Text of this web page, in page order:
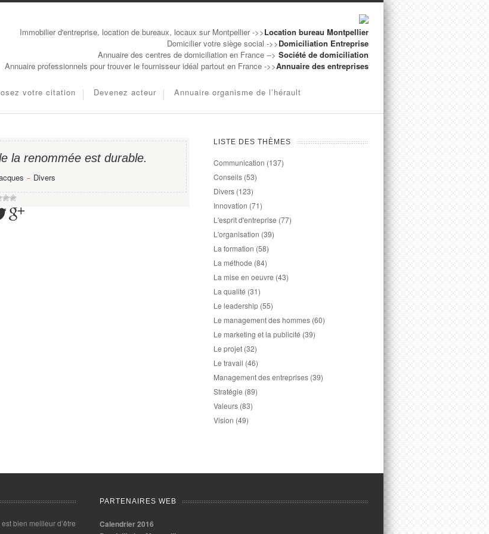
Immobilier d'entreprise, location de bureaux, locaux sur Montpellier ->>Location bureau Montpellier
Domicilier votre siège social ->>Domiciliation Entreprise
Annuaire des centres de domiciliation en France --> Société de domiciliation
Annuaire professionnels pour trouver le fournisseur idéal partout en France ->>Annuaire des entreprises
votre citation Devenez acteur Annuaire organisme de l’hérault
la renommée est durable.
− Divers
LISTE DES THÈMES
Communication (137)
Conseils (53)
Divers (123)
Innovation (71)
L'esprit d'entreprise (77)
L'organisation (39)
La formation (58)
La méthode (84)
La mise en oeuvre (43)
La qualité (31)
Le leadership (55)
Le management des hommes (60)
Le marketing et la publicité (39)
Le projet (32)
Le travail (46)
Management des entreprises (39)
Stratégie (89)
Valeurs (83)
Vision (49)
bien meilleur d’être
PARTENAIRES WEB
Calendrier 2016